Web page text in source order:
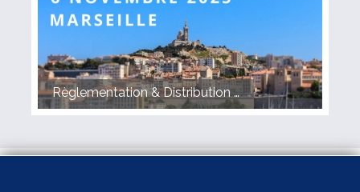
Règlementation & Distribution - 6 NOVEMBRE 2025